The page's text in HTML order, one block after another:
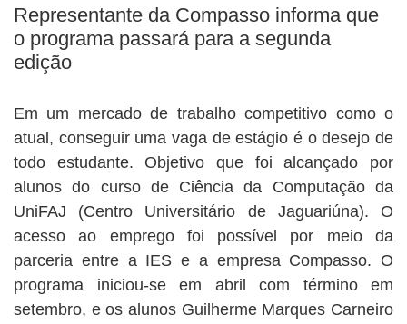
Representante da Compasso informa que
o programa passará para a segunda
edição
Em um mercado de trabalho competitivo como o
atual, conseguir uma vaga de estágio é o desejo de
todo estudante. Objetivo que foi alcançado por
alunos do curso de Ciência da Computação da
UniFAJ (Centro Universitário de Jaguariúna). O
acesso ao emprego foi possível por meio da
parceria entre a IES e a empresa Compasso. O
programa iniciou-se em abril com término em
setembro, e os alunos Guilherme Marques Carneiro